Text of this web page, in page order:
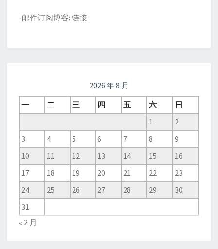
-邮件订阅博客: 链接
2026 年 8 月
一
二 三 四 五 六
日
1
2
3
4 5 6 7 8
9
10
11 12 13 14 15
16
17
18 19 20 21 22
23
24
25 26 27 28 29
30
31
« 2 月